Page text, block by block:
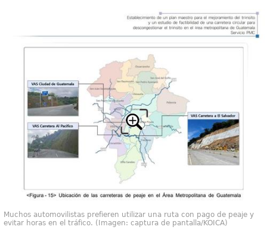
Muchos automovilistas prefieren utilizar una ruta con pago de peaje y
evitar horas en el tráfico. (Imagen: captura de pantalla/KOICA)